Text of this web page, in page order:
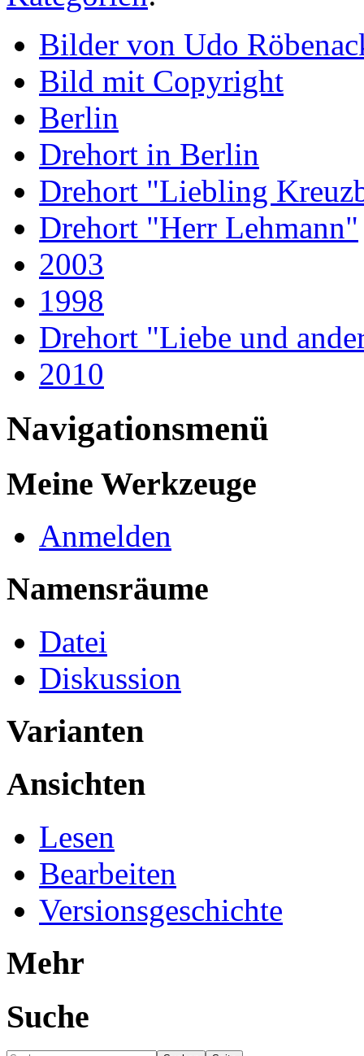
Bilder von Udo
Bild mit Copyright
Berlin
Drehort in Berlin
Drehort "Liebling
Drehort "Herr Lehmann"
2003
1998
Drehort "Liebe und
2010
Navigationsmenü
Meine Werkzeuge
Anmelden
Namensräume
Datei
Diskussion
Varianten
Ansichten
Lesen
Bearbeiten
Versionsgeschichte
Mehr
Suche